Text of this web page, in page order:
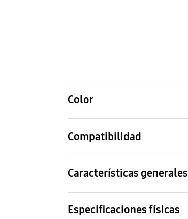
Color
Compatibilidad
Galaxy Z Flip3
Características generales
Silicone Cover with Strap
Especificaciones físicas